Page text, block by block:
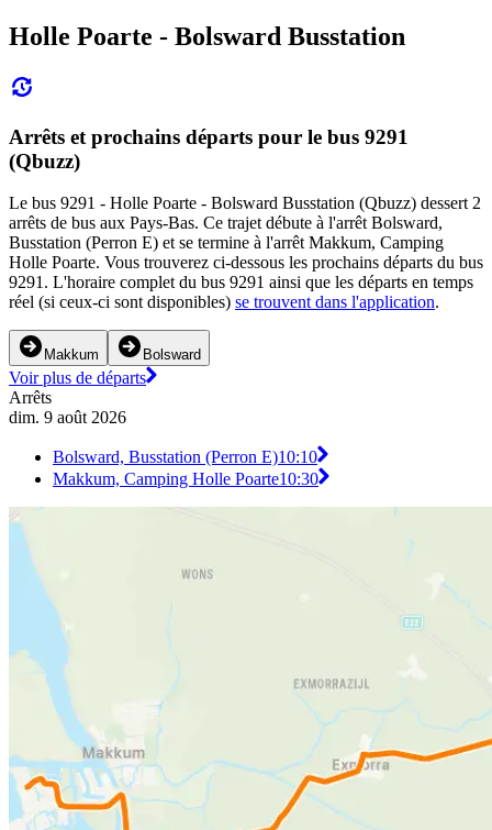
Holle Poarte - Bolsward Busstation
Arrêts et prochains départs pour le bus 9291
(Qbuzz)
Le bus 9291 - Holle Poarte - Bolsward Busstation (Qbuzz) dessert 2
arrêts de bus aux Pays-Bas. Ce trajet débute à l'arrêt Bolsward,
Busstation (Perron E) et se termine à l'arrêt Makkum, Camping
Holle Poarte. Vous trouverez ci-dessous les prochains départs du bus
9291. L'horaire complet du bus 9291 ainsi que les départs en temps
réel (si ceux-ci sont disponibles) se trouvent dans l'application.
Makkum Bolsward
Voir plus de départs
Arrêts
dim. 9 août 2026
Bolsward, Busstation (Perron E)10:10
Makkum, Camping Holle Poarte10:30